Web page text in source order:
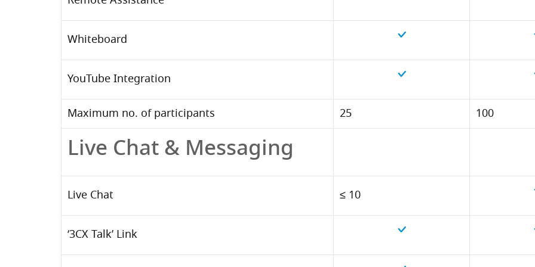
Whiteboard
YouTube Integration
Maximum no. of participants 25 100
Live Chat & Messaging
Live Chat ≤ 10
‘3CX Talk’ Link